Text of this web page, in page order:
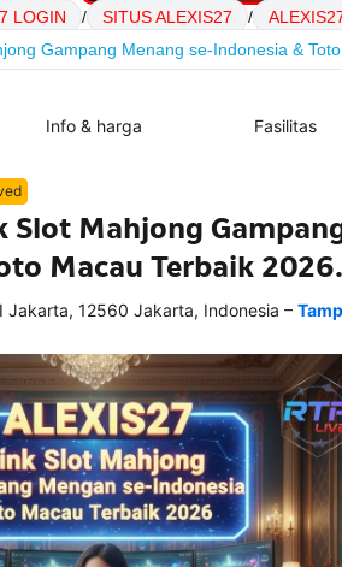
LOGIN / SITUS ALEXIS27 /
Gampang Menang se-Indonesia &
Info & harga Fasilitas
Slot Mahjong
Macau Terbaik 2026.
Jakarta, 12560 Jakarta, Indonesia –